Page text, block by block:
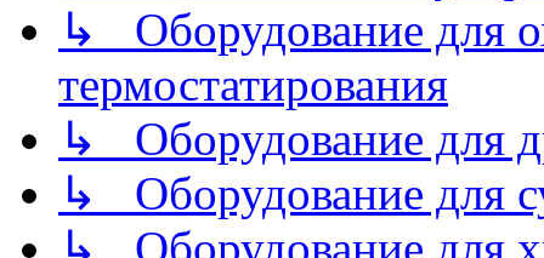
↳ Оборудование для
термостатирования
↳ Оборудование для
↳ Оборудование для
↳ Оборудование для